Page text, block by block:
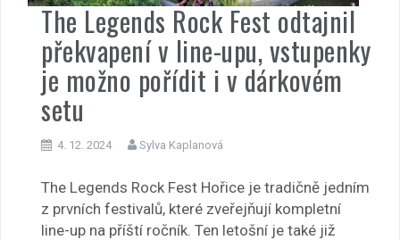
The Legends Rock Fest odtajnil
překvapení v line-upu, vstupenky
je možno pořídit i v dárkovém
setu
4. 12. 2024 Sylva Kaplanová
The Legends Rock Fest Hořice je tradičně jedním
z prvních festivalů, které zveřejňují kompletní
line-up na příští ročník. Ten letošní je také již